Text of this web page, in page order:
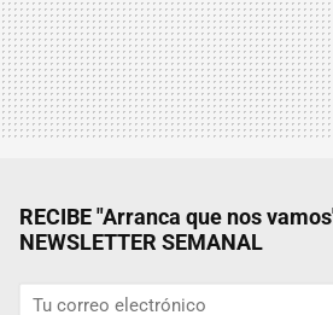
RECIBE "Arranca que nos
NEWSLETTER SEMANAL